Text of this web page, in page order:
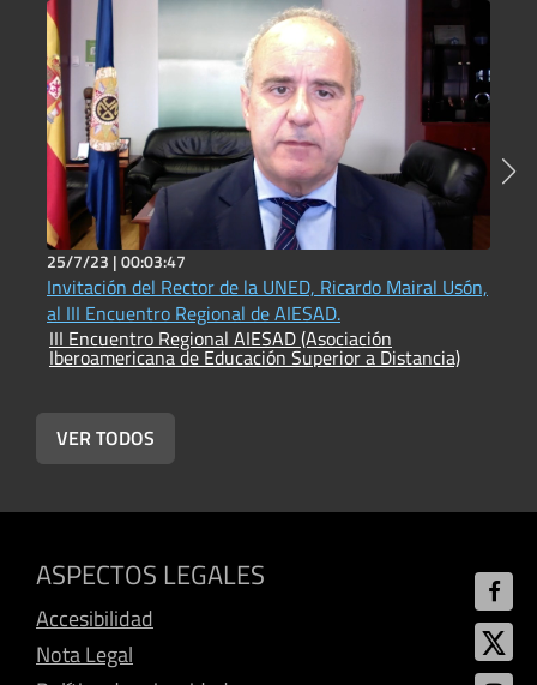
25/7/23 |00:03:47
Invitación del Rector de la UNED, Ricardo Mairal Usón,
al III Encuentro Regional de AIESAD.
III Encuentro Regional AIESAD (Asociación
Iberoamericana de Educación Superior a Distancia)
VER TODOS
ASPECTOS LEGALES
Accesibilidad
Nota Legal